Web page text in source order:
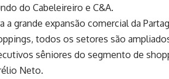
do Cabeleireiro e C&A.
a grande expansão comercial da
todos os setores são
sêniores do segmento de
Neto.